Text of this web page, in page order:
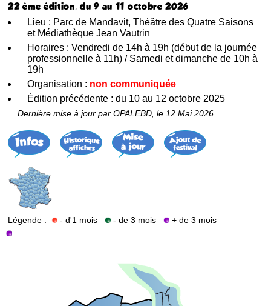
22 ème édition, du 9 au 11 octobre 2026
Lieu : Parc de Mandavit, Théâtre des Quatre Saisons
et Médiathèque Jean Vautrin
Horaires : Vendredi de 14h à 19h (début de la journée
professionnelle à 11h) / Samedi et dimanche de 10h à
19h
Organisation : non communiquée
Édition précédente : du 10 au 12 octobre 2025
Dernière mise à jour par OPALEBD, le 12 Mai 2026.
Légende : - d'1 mois - de 3 mois + de 3 mois